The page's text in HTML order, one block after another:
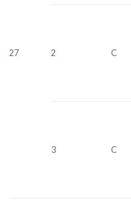
27 2 C
3 C